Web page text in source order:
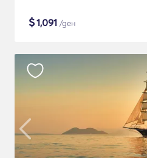
$1,091 /ден